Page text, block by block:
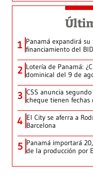
1 Panamá expandirá
financiamiento del
2 Lotería de Panamá:
dominical del 9 de
3 CSS anuncia
cheque tienen fechas
4 El City se aferra a
Barcelona
5 Panamá importará
de la producción por